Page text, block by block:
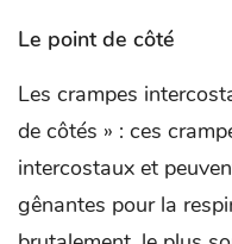
Le point de côté
Les crampes
de côtés » : ces
intercostaux et
gênantes pour la